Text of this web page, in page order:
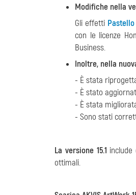
Modifiche nella
Gli effetti Pastello
con le licenze
Business.
Inoltre, nella
- È stata
- È stato
- È stata
- Sono stati
La versione 15.1
ottimali.